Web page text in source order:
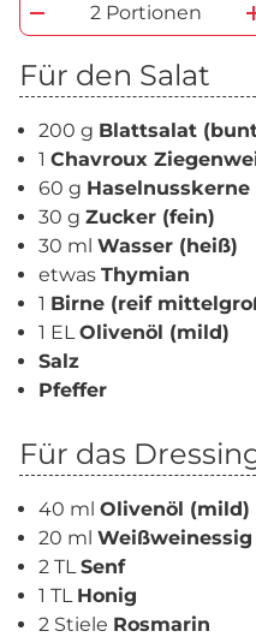
2 Portionen
Für den Salat
200 g Blattsalat
1 Chavroux
60 g
30 g Zucker (fein)
30 ml Wasser (heiß)
etwas Thymian
1 Birne (reif
1 ELOlivenöl (mild)
Salz
Pfeffer
Für das
40 ml Olivenöl (mild)
20 ml Weißweinessig
2 TLSenf
1 TL Honig
2 Stiele Rosmarin